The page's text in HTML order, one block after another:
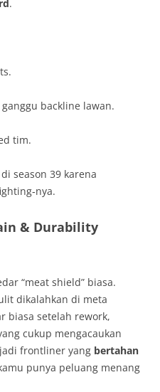
.
backline lawan.
tim.
season 39 karena
& Durability
“meat shield” biasa.
dikalahkan di meta
biasa setelah rework,
cukup mengacaukan
frontliner yang bertahan
punya peluang menang